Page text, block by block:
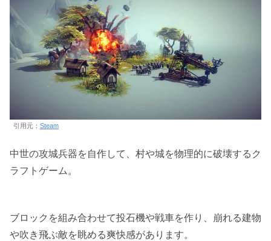
引用元： Steam
中世の攻城兵器を自作して、村や城を物理的に破壊するク
ラフトゲーム。
ブロックを組み合わせて投石機や戦車を作り、崩れる建物
や吹き飛ぶ敵を眺める爽快感があります。